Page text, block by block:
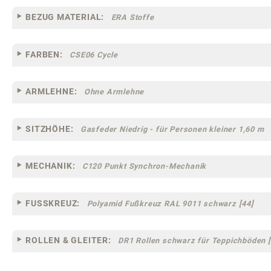
BEZUG MATERIAL: ERA Stoffe
FARBEN: CSE06 Cycle
ARMLEHNE: Ohne Armlehne
SITZHÖHE: Gasfeder Niedrig - für Personen kleiner 1,60 m
MECHANIK: C120 Punkt Synchron-Mechanik
FUSSKREUZ: Polyamid Fußkreuz RAL 9011 schwarz [44]
ROLLEN & GLEITER: DR1 Rollen schwarz für Teppichböden